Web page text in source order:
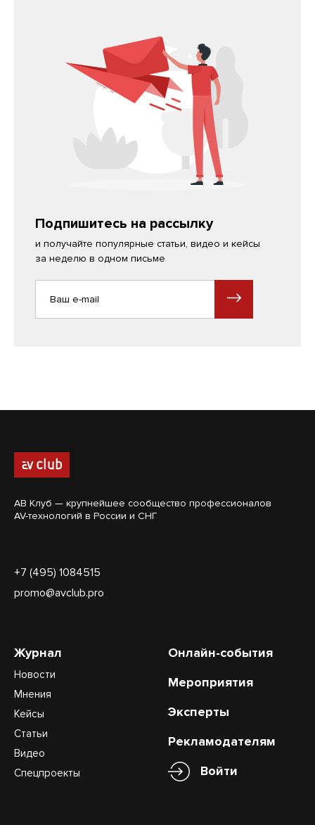
Подпишитесь на рассылку
и получайте популярные статьи, видео и кейсы
за неделю в одном письме
АВ Клуб — крупнейшее сообщество профессионалов
AV-технологий в России и СНГ
+7 (495) 1084515
promo@avclub.pro
Журнал
Новости
Мнения
Кейсы
Статьи
Видео
Спецпроекты
Онлайн-события
Мероприятия
Эксперты
Рекламодателям
Войти